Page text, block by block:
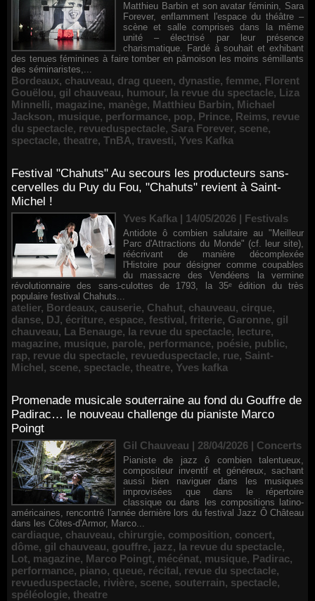
Matthieu Barbin et son avatar féminin, Sara
Forever, enflamment l'espace du théâtre –
scène et salle comprises dans la même
unité – électrisé par leur présence
charismatique. Fardé à souhait et exhibant
des tenues féminines à faire tomber en pâmoison les moins sémillants
des séminaristes,...
Bordeaux, chauveau, drag queen, dynastie, femme, Florent
Gouëlou, gil chauveau, humour, la revue du spectacle, Liza
Minnelli, magazine, manège, Matthieu Barbin, Michael
Jackson, musique, performance, pop, Prince, Reims, revue
du spectacle, revueduspectacle, Sara Forever, scene,
spectacle, theatre, TnBA, travesti, Yves Kafka
Festival "Chahuts" Au secours les producteurs sans-
cervelles du Puy du Fou, "Chahuts" revient à Saint-
Michel !
Yves Kafka | 14/05/2026 | Festivals
Antidote ô combien salutaire au "Meilleur
Parc d'Attractions du Monde" (cf. leur site),
réécrivant de manière décomplexée
l'Histoire pour désigner comme coupables
du massacre des Vendéens la vermine
révolutionnaire des sans-culottes de 1793, la 35ᵉ édition du très
populaire festival Chahuts...
atelier, Bordeaux, causerie, Chahut, chauveau, cirque,
danse, DJ, écriture, espace, festival, friterie, Garonne, gil
chauveau, La Benauge, la revue du spectacle, lecture,
magazine, musique, parole, performance, poésie, public,
rap, revue du spectacle, revueduspectacle, rue, Saint-
Michel, scene, spectacle, theatre, Yves kafka
Promenade musicale souterraine au fond du Gouffre de
Padirac… le nouveau challenge du pianiste Marco
Poingt
Gil Chauveau | 28/04/2026 | Concerts
Pianiste de jazz ô combien talentueux,
compositeur inventif et généreux, sachant
aussi bien naviguer dans les musiques
improvisées que dans le répertoire
classique ou dans les compositions latino-
américaines, rencontré l'année dernière lors du festival Jazz Ô Château
dans les Côtes-d'Armor, Marco...
cardiaque, chauveau, chirurgie, composition, concert,
dôme, gil chauveau, gouffre, jazz, la revue du spectacle,
Lot, magazine, Marco Poingt, mécénat, musique, Padirac,
performance, piano, queue, récital, revue du spectacle,
revueduspectacle, rivière, scene, souterrain, spectacle,
spéléologie, theatre